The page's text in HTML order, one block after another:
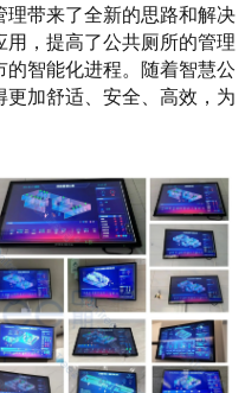
带来了全新的思路和解决
，提高了公共厕所的管理
智能化进程。随着智慧公
加舒适、安全、高效，为